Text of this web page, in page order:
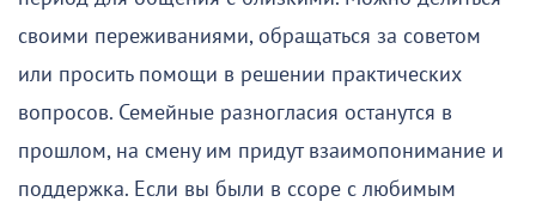
своими переживаниями, обращаться за советом
или просить помощи в решении практических
вопросов. Семейные разногласия останутся в
прошлом, на смену им придут взаимопонимание и
поддержка. Если вы были в ссоре с любимым